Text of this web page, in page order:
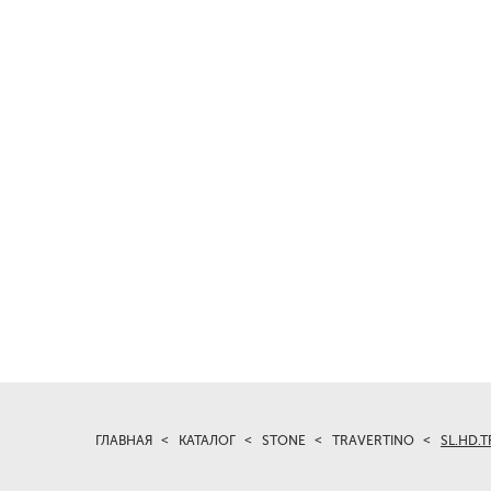
ГЛАВНАЯ КАТАЛОГ STONE TRAVERTINO